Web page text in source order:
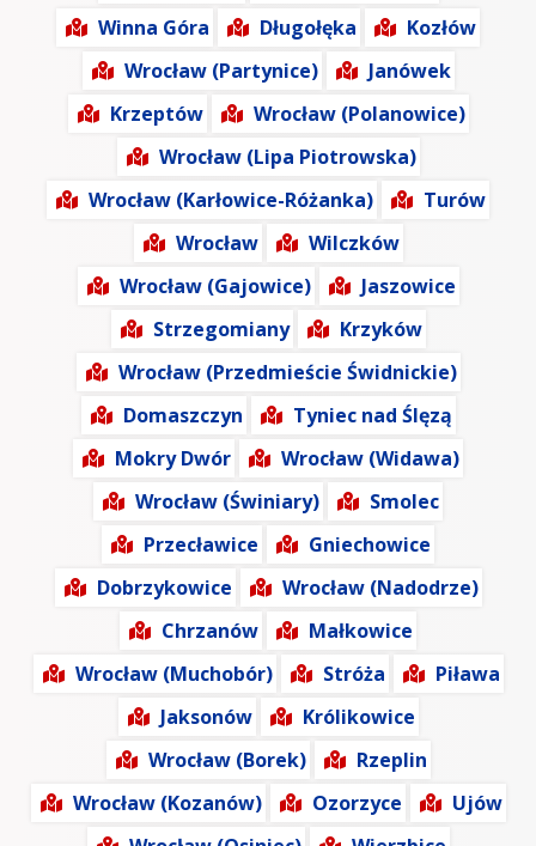
Winna Góra
Długołęka
Kozłów
Wrocław (Partynice)
Janówek
Krzeptów
Wrocław (Polanowice)
Wrocław (Lipa Piotrowska)
Wrocław (Karłowice-Różanka)
Turów
Wrocław
Wilczków
Wrocław (Gajowice)
Jaszowice
Strzegomiany
Krzyków
Wrocław (Przedmieście Świdnickie)
Domaszczyn
Tyniec nad Ślęzą
Mokry Dwór
Wrocław (Widawa)
Wrocław (Świniary)
Smolec
Przecławice
Gniechowice
Dobrzykowice
Wrocław (Nadodrze)
Chrzanów
Małkowice
Wrocław (Muchobór)
Stróża
Piława
Jaksonów
Królikowice
Wrocław (Borek)
Rzeplin
Wrocław (Kozanów)
Ozorzyce
Ujów